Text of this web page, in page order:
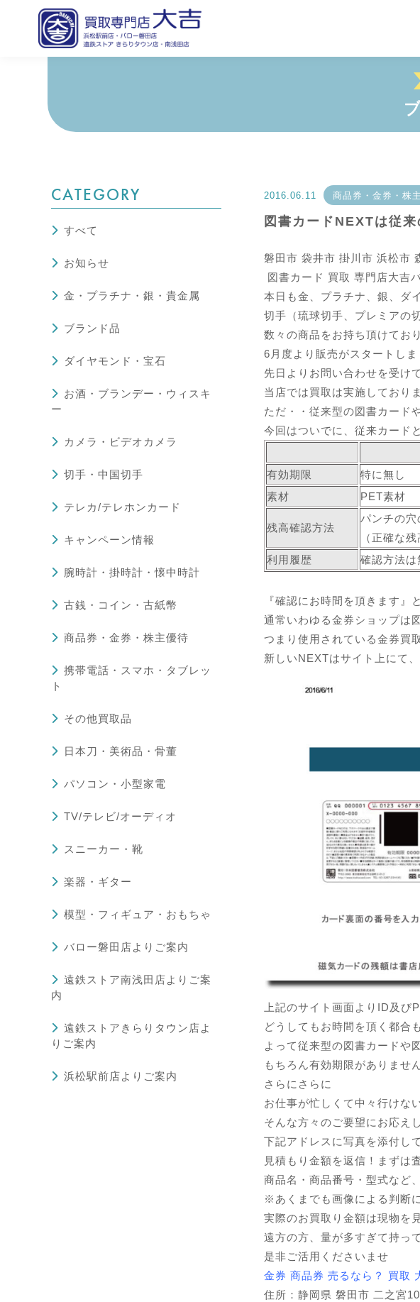
2016.06.11 商品券・金券・株
図書カードNEXTは従
磐田市 袋井市 掛川市 浜松市
図書カード 買取 専門店大吉
本日も金、プラチナ、銀、ダ
切手（琉球切手、プレミアの
数々の商品をお持ち頂けてお
6月度より販売がスタートし
先日よりお問い合わせを受け
当店では買取は実施しており
ただ・・従来型の図書カード
今回はついでに、従来カード
有効期限
特に無し
素材
PET素材
残高確認方法
パンチの穴
（正確な
利用履歴 確認方法は
『確認にお時間を頂きます』
通常いわゆる金券ショップは
つまり使用されている金券買
新しいNEXTはサイト上にて
上記のサイト画面よりID及
どうしてもお時間を頂く都合
よって従来型の図書カードや
もちろん有効期限がありませ
さらにさらに
お仕事が忙しくて中々行けな
そんな方々のご要望にお応え
下記アドレスに写真を添付し
見積もり金額を返信！まず
商品名・商品番号・型式など
※あくまでも画像による判断
実際のお買取り金額は現物を
遠方の方、量が多すぎて持っ
是非ご活用くださいませ
金券 商品券 売るなら？ 買取
住所：静岡県 磐田市 二之宮
CATEGORY
すべて
お知らせ
金・プラチナ・銀・貴金属
ブランド品
ダイヤモンド・宝石
お酒・ブランデー・ウィスキ
ー
カメラ・ビデオカメラ
切手・中国切手
テレカ/テレホンカード
キャンペーン情報
腕時計・掛時計・懐中時計
古銭・コイン・古紙幣
商品券・金券・株主優待
携帯電話・スマホ・タブレッ
ト
その他買取品
日本刀・美術品・骨董
パソコン・小型家電
TV/テレビ/オーディオ
スニーカー・靴
楽器・ギター
模型・フィギュア・おもちゃ
バロー磐田店よりご案内
遠鉄ストア南浅田店よりご案
内
遠鉄ストアきらりタウン店よ
りご案内
浜松駅前店よりご案内